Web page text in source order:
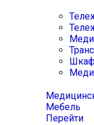
Мебель
Перейти